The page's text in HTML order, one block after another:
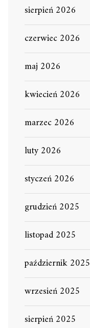
sierpień 2026
czerwiec 2026
maj 2026
kwiecień 2026
marzec 2026
luty 2026
styczeń 2026
grudzień 2025
listopad 2025
październik 2025
wrzesień 2025
sierpień 2025